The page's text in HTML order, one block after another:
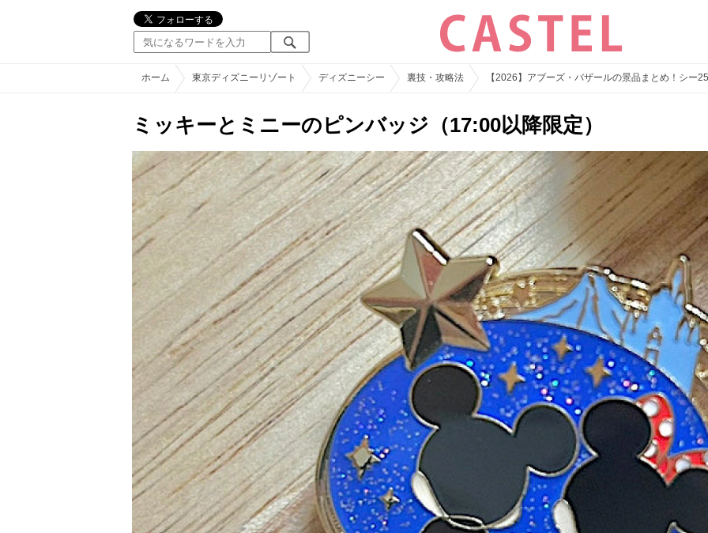
ホーム 東京ディズニーリゾート ディズニーシー 裏技・攻略法 【2026】アブーズ・バザールの景品まとめ！シー
ミッキーとミニーのピンバッジ（17:00以降限定）